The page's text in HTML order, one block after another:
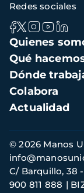
Navegación
principal
Quienes
Qué
Dónde
Colabora
Actualidad
Redes sociales
Información
de
contacto
© 2026 Manos
C/ Barquillo, 38
900 811 888